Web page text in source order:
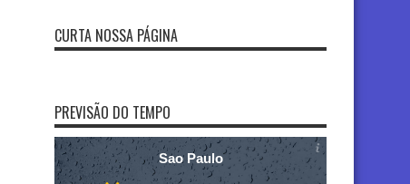
CURTA NOSSA PÁGINA
PREVISÃO DO TEMPO
Sao Paulo